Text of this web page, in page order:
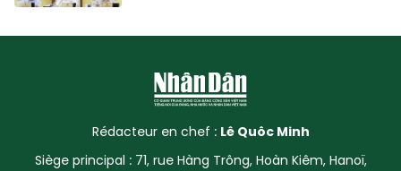
Rédacteur en chef : Lê Quôc Minh
Siège principal : 71, rue Hàng Trông, Hoàn Kiêm, Hanoï,